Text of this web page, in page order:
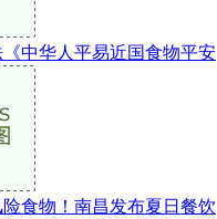
中华人平易近国食物平安
食物！南昌发布夏日餐饮